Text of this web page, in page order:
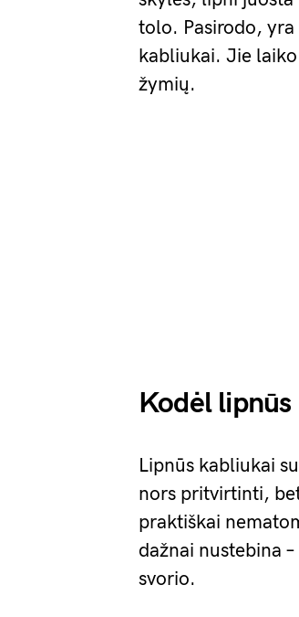
tolo. Pasirodo, yra
kabliukai. Jie
žymių.
Kodėl lipnūs
Lipnūs kabliukai
nors pritvirtinti,
praktiškai
dažnai nustebina
svorio.